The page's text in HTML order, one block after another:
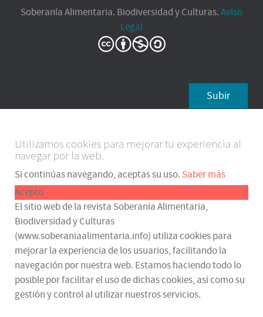
Soberanía Alimentaria. Biodiversidad y Culturas.Aviso
Legal
Subir
Utilizamos cookies para mejorar tu experiencia al
navegar por la web.
Si continúas navegando, aceptas su uso. Saber más
Acepto
El sitio web de la revista Soberanía Alimentaria,
Biodiversidad y Culturas
(www.soberaniaalimentaria.info) utiliza cookies para
mejorar la experiencia de los usuarios, facilitando la
navegación por nuestra web. Estamos haciendo todo lo
posible por facilitar el uso de dichas cookies, así como su
gestión y control al utilizar nuestros servicios.